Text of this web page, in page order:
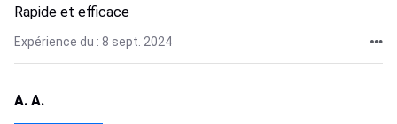
Rapide et efficace
Expérience du : 8 sept. 2024
A. A.